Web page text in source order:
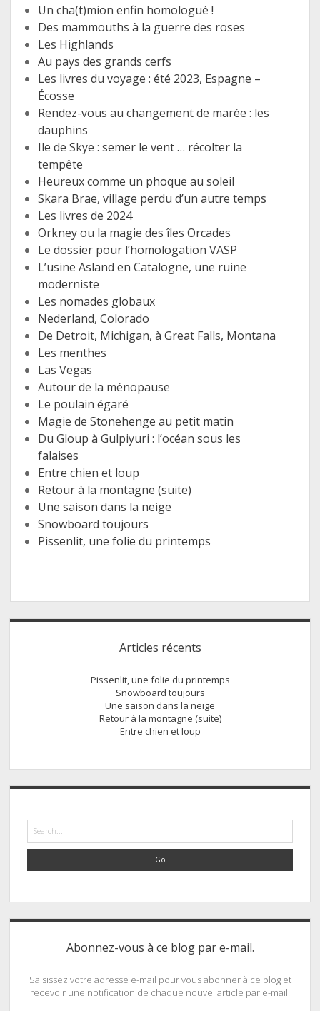
Un cha(t)mion enfin homologué !
Des mammouths à la guerre des roses
Les Highlands
Au pays des grands cerfs
Les livres du voyage : été 2023, Espagne –
Écosse
Rendez-vous au changement de marée : les
dauphins
Ile de Skye : semer le vent … récolter la
tempête
Heureux comme un phoque au soleil
Skara Brae, village perdu d’un autre temps
Les livres de 2024
Orkney ou la magie des îles Orcades
Le dossier pour l’homologation VASP
L’usine Asland en Catalogne, une ruine
moderniste
Les nomades globaux
Nederland, Colorado
De Detroit, Michigan, à Great Falls, Montana
Les menthes
Las Vegas
Autour de la ménopause
Le poulain égaré
Magie de Stonehenge au petit matin
Du Gloup à Gulpiyuri : l’océan sous les
falaises
Entre chien et loup
Retour à la montagne (suite)
Une saison dans la neige
Snowboard toujours
Pissenlit, une folie du printemps
Sidebar
Articles récents
Pissenlit, une folie du printemps
Snowboard toujours
Une saison dans la neige
Retour à la montagne (suite)
Entre chien et loup
Search
Abonnez-vous à ce blog par e-mail.
Saisissez votre adresse e-mail pour vous abonner à ce blog et
recevoir une notification de chaque nouvel article par e-mail.